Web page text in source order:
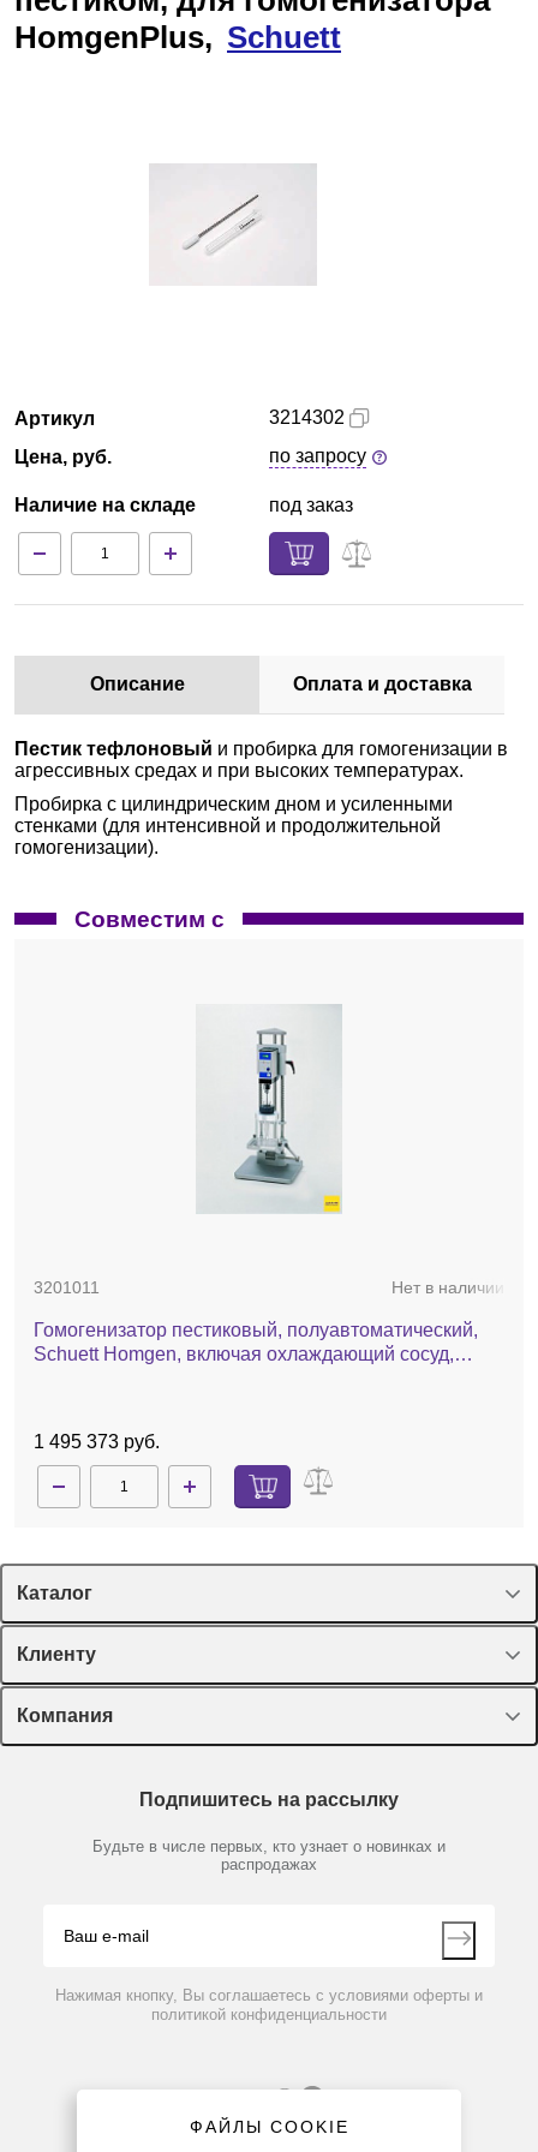
Армения
Доставка и оплата
Контакты
HomgenPlus, Schuett
Артикул
Цена, руб.
Наличие на складе
3214302
по запросу
под заказ
Описание Оплата и доставка
Пестик тефлоновый и пробирка для гомогенизации в
агрессивных средах и при высоких температурах.
Пробирка с цилиндрическим дном и усиленными
стенками (для интенсивной и продолжительной
гомогенизации).
Совместим с
3201011 Нет в наличии
Гомогенизатор пестиковый, полуавтоматический,
Schuett Homgen, включая охлаждающий сосуд,
1 495 373 руб.
Каталог
Спецпредложения
Оборудование, приборы
Пластик, стекло, принадлежности
Химические реактивы, препараты, наборы
Производители
Клиенту
Лекторий Диаэм
Доставка и оплата
Мобильное приложение
Компания
Партнеры
Контакты
Подпишитесь на рассылку
Будьте в числе первых, кто узнает о новинках и
распродажах
Нажимая кнопку, Вы соглашаетесь с условиями оферты и
политикой конфиденциальности
ФАЙЛЫ COOKIE